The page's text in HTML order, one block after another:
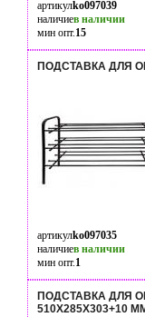
артикулko097039
наличиев наличии
мин опт.15
ПОДСТАВКА ДЛЯ
артикулko097035
наличиев наличии
мин опт.1
ПОДСТАВКА ДЛЯ
510Х285Х303+10